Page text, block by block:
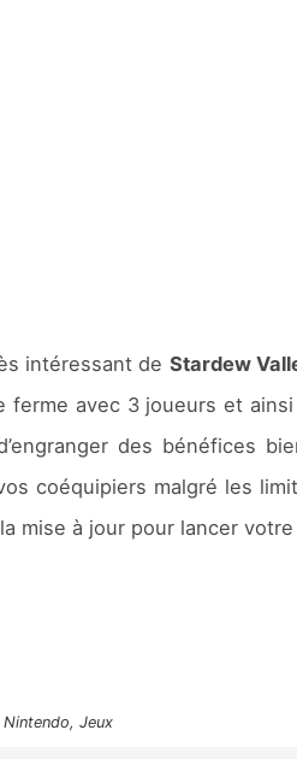
intéressant de Stardew
ferme avec 3 joueurs et
des bénéfices
coéquipiers malgré les
mise à jour pour lancer
, Jeux